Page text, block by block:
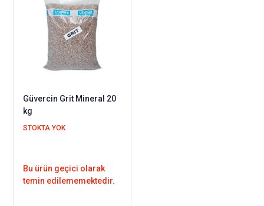
Güvercin Grit Mineral 20
kg
STOKTA YOK
Bu ürün geçici olarak
temin edilememektedir.